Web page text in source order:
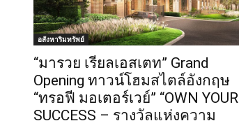
อสังหาริมทรัพย์
“มารวย เรียลเอสเตท” Grand
Opening ทาวน์โฮมสไตล์อังกฤษ
“ทรอฟี มอเตอร์เวย์” “OWN YOUR
SUCCESS – รางวัลแห่งความ